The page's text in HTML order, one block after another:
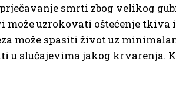
smrti zbog velikog
uzrokovati oštećenje
može spasiti život uz
u slučajevima jakog krvarenja.